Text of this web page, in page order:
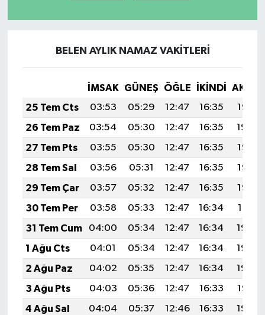
BELEN AYLIK NAMAZ VAKITLERI
İMSAK GÜNEŞ ÖĞLE İKINDI
25 Tem Cts
03:53 05:29 12:47 16:35
19:55
26 Tem Paz
03:54 05:30 12:47 16:35
19:54
27 Tem Pts
03:55 05:30 12:47 16:35
19:53
28 Tem Sal
03:56 05:31 12:47 16:35
19:52
29 Tem Çar
03:57 05:32 12:47 16:35
19:52
30 Tem Per
03:58 05:33 12:47 16:34
19:51
31 Tem Cum
04:00 05:34 12:47 16:34
19:50
1 Ağu Cts
04:01 05:34 12:47 16:34
19:49
2 Ağu Paz
04:02 05:35 12:47 16:34
19:48
3 Ağu Pts
04:03 05:36 12:47 16:33
19:47
4 Ağu Sal
04:04 05:37 12:46 16:33
19:46